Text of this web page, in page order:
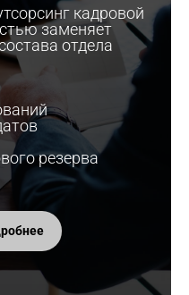
кадровой
заменяет
отдела
резерва